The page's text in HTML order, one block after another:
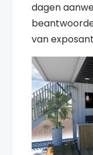
dagen
van